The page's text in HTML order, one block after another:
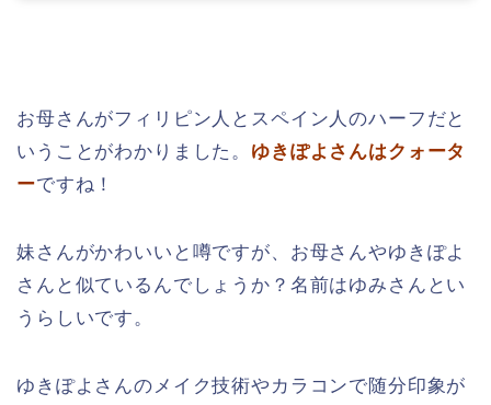
お母さんがフィリピン人とスペイン人のハーフだと
いうことがわかりました。 ゆきぽよさんはクォータ
ーですね！
妹さんがかわいいと噂ですが、お母さんやゆきぽよ
さんと似ているんでしょうか？名前はゆみさんとい
うらしいです。
ゆきぽよさんのメイク技術やカラコンで随分印象が